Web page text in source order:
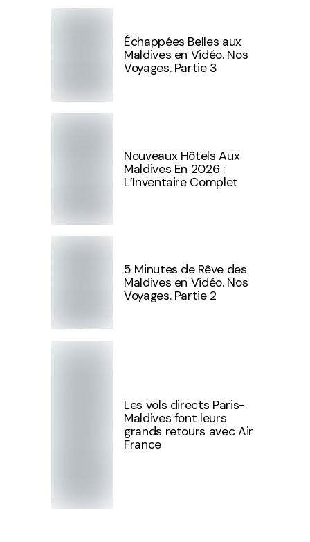
Échappées Belles aux
Maldives en Vidéo. Nos
Voyages. Partie 3
Nouveaux Hôtels Aux
Maldives En 2026 :
L’Inventaire Complet
5 Minutes de Rêve des
Maldives en Vidéo. Nos
Voyages. Partie 2
Les vols directs Paris-
Maldives font leurs
grands retours avec Air
France